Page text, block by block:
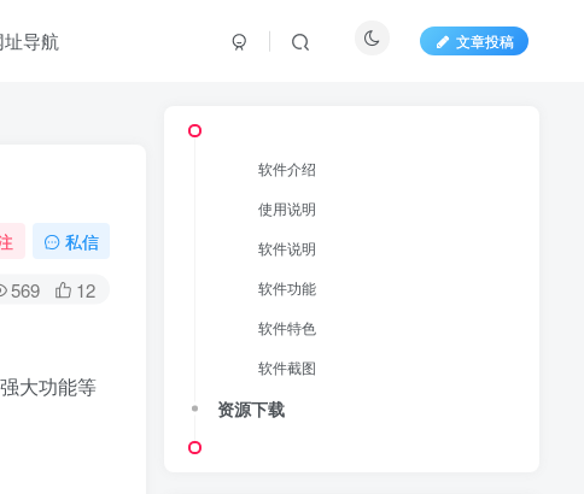
址导航 文章投稿
私信
569 12
大功能等
软件介绍
使用说明
软件说明
软件功能
软件特色
软件截图
资源下载